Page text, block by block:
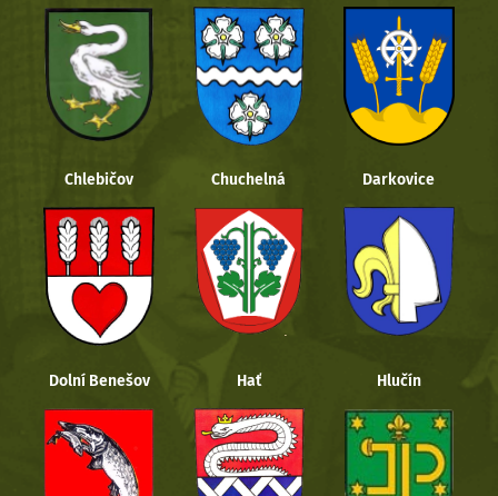
Chlebičov Chuchelná Darkovice
Dolní Benešov Hať Hlučín